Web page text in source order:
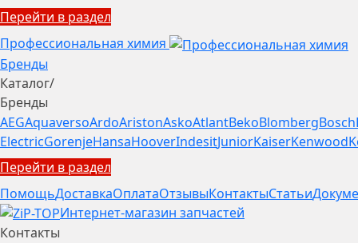
Перейти в раздел
Профессиональная химия
Бренды
Каталог/
Бренды
AEGAquaversoArdoAristonAskoAtlantBekoBlombergBosch
ElectricGorenjeHansaHooverIndesitJuniorKaiserKenwood
Перейти в раздел
ПомощьДоставкаОплатаОтзывыКонтактыСтатьи
Интернет-магазин запчастей
Контакты